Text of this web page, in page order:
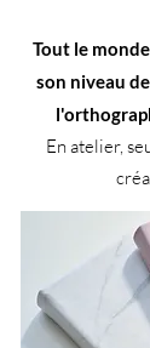
Tout le
son niveau
En atelier,